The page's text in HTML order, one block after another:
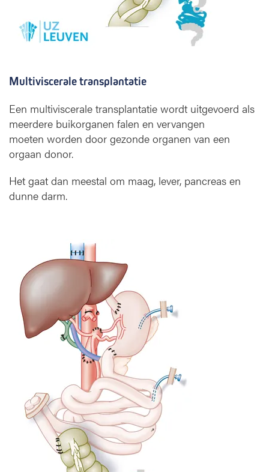
Multiviscerale transplantatie
Een multiviscerale transplantatie wordt uitgevoerd als
meerdere buikorganen falen en vervangen
moeten worden door gezonde organen van een
orgaan donor.
Het gaat dan meestal om maag, lever, pancreas en
dunne darm.